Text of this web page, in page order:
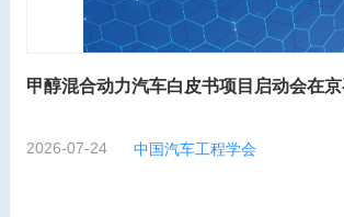
甲醇混合动力汽车白皮书项目启动会在
2026-07-24 中国汽车工程学会